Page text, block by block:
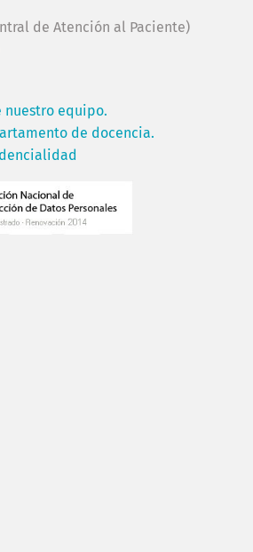
de Atención al Paciente)
nuestro equipo.
de docencia.